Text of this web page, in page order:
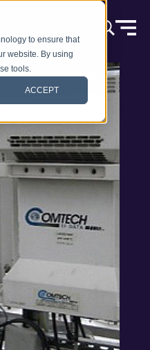
to ensure that
website. By using
tools.
ACCEPT